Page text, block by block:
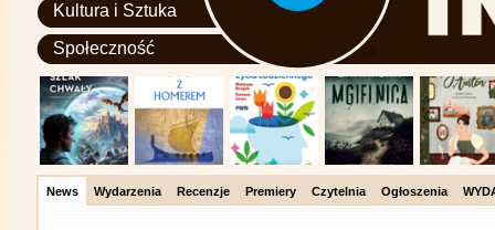
Kultura i Sztuka
Społeczność
News Wydarzenia Recenzje Premiery Czytelnia Ogłoszenia